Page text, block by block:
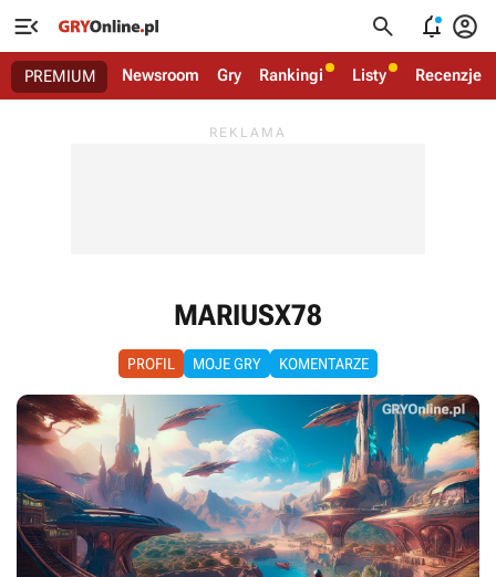
   
PREMIUM Newsroom Gry Rankingi Listy Recenzje
MARIUSX78
PROFIL MOJE GRY KOMENTARZE